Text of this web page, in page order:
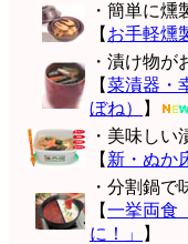
・簡単に燻
【 お手軽燻
・漬け物が
【菜漬器・
ぼね）
】
・美味しい
【 新・ぬか
・分割鍋で
【一挙両食
に！」
】